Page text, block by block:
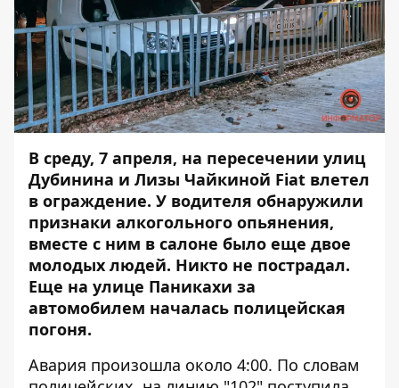
В среду, 7 апреля, на пересечении улиц
Дубинина и Лизы Чайкиной Fiat влетел
в ограждение. У водителя обнаружили
признаки алкогольного опьянения,
вместе с ним в салоне было еще двое
молодых людей. Никто не пострадал.
Еще на улице Паникахи за
автомобилем началась полицейская
погоня.
Авария произошла около 4:00. По словам